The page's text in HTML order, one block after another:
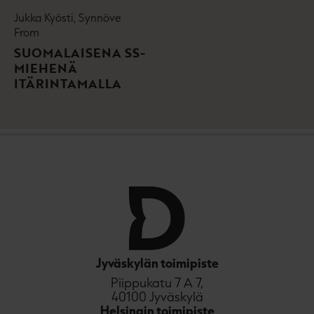
l
e
t
e
e
Jukka Kyösti, Synnöve
From
SUOMALAISENA SS-
MIEHENÄ
ITÄRINTAMALLA
Jyväskylän toimipiste
Piippukatu 7 A 7,
40100 Jyväskylä
Helsingin toimipiste